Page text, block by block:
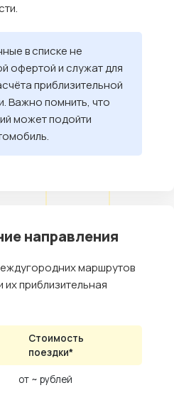
в списке не
офертой и служат для
приблизительной
Важно помнить, что
может подойти
направления
маршрутов
их приблизительная
Стоимость
поездки*
от ~ рублей